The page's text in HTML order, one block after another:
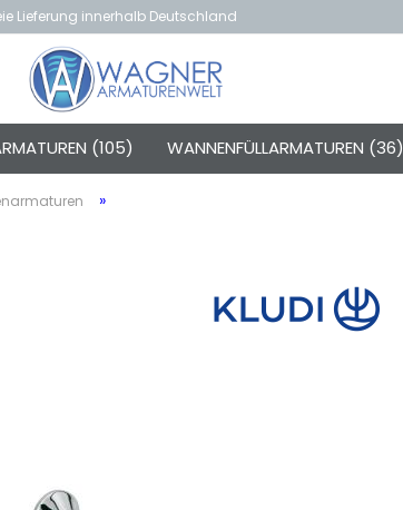
Lieferung innerhalb Deutschland
(105) WANNENFÜLLARMATUREN (36)
»